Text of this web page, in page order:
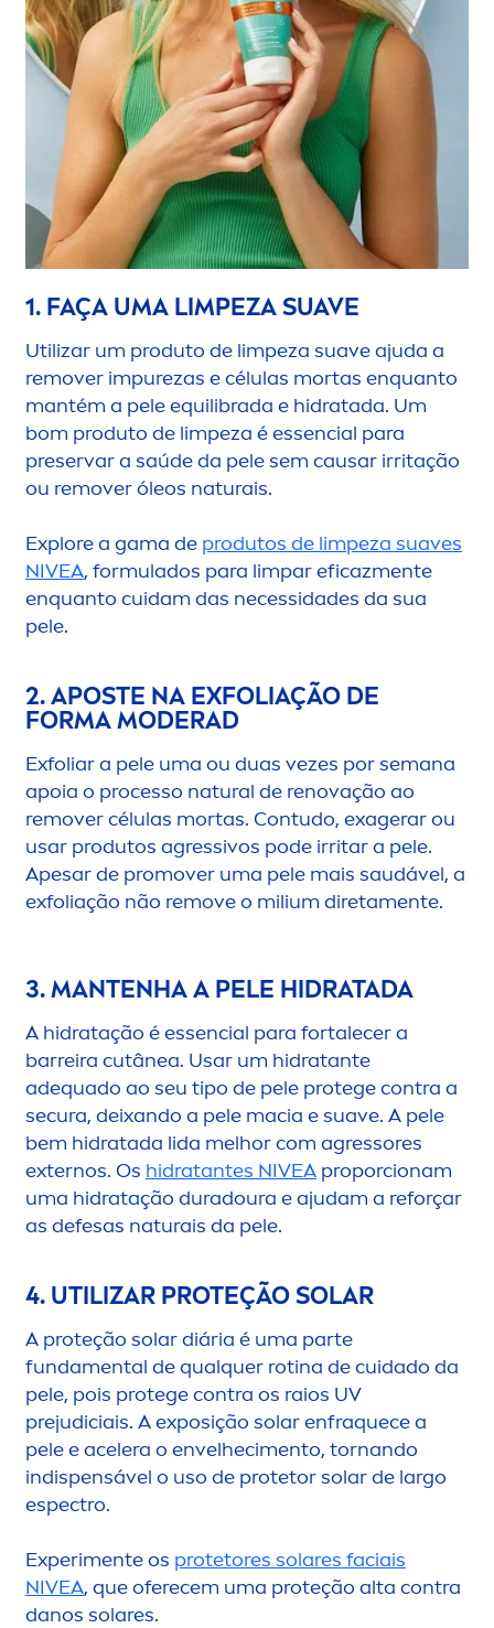
1. FAÇA UMA LIMPEZA SUAVE
Utilizar um produto de limpeza suave ajuda a
remover impurezas e células mortas enquanto
mantém a pele equilibrada e hidratada. Um
bom produto de limpeza é essencial para
preservar a saúde da pele sem causar irritação
ou remover óleos naturais.
Explore a gama de produtos de limpeza suaves
NIVEA, formulados para limpar eficazmente
enquanto cuidam das necessidades da sua
pele.
2. APOSTE NA EXFOLIAÇÃO DE
FORMA MODERAD
Exfoliar a pele uma ou duas vezes por semana
apoia o processo natural de renovação ao
remover células mortas. Contudo, exagerar ou
usar produtos agressivos pode irritar a pele.
Apesar de promover uma pele mais saudável, a
exfoliação não remove o milium diretamente.
3. MANTENHA A PELE HIDRATADA
A hidratação é essencial para fortalecer a
barreira cutânea. Usar um hidratante
adequado ao seu tipo de pele protege contra a
secura, deixando a pele macia e suave. A pele
bem hidratada lida melhor com agressores
externos. Os hidratantes NIVEA proporcionam
uma hidratação duradoura e ajudam a reforçar
as defesas naturais da pele.
4. UTILIZAR PROTEÇÃO SOLAR
A proteção solar diária é uma parte
fundamental de qualquer rotina de cuidado da
pele, pois protege contra os raios UV
prejudiciais. A exposição solar enfraquece a
pele e acelera o envelhecimento, tornando
indispensável o uso de protetor solar de largo
espectro.
Experimente os protetores solares faciais
NIVEA, que oferecem uma proteção alta contra
danos solares.